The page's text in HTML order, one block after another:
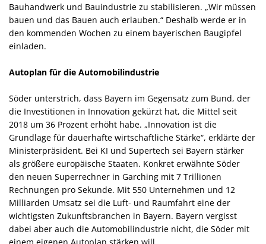
Bauhandwerk und Bauindustrie zu stabilisieren. „Wir müssen
bauen und das Bauen auch erlauben.“ Deshalb werde er in
den kommenden Wochen zu einem bayerischen Baugipfel
einladen.
Autoplan für die Automobilindustrie
Söder unterstrich, dass Bayern im Gegensatz zum Bund, der
die Investitionen in Innovation gekürzt hat, die Mittel seit
2018 um 36 Prozent erhöht habe. „Innovation ist die
Grundlage für dauerhafte wirtschaftliche Stärke“, erklärte der
Ministerpräsident. Bei KI und Supertech sei Bayern stärker
als größere europäische Staaten. Konkret erwähnte Söder
den neuen Superrechner in Garching mit 7 Trillionen
Rechnungen pro Sekunde. Mit 550 Unternehmen und 12
Milliarden Umsatz sei die Luft- und Raumfahrt eine der
wichtigsten Zukunftsbranchen in Bayern. Bayern vergisst
dabei aber auch die Automobilindustrie nicht, die Söder mit